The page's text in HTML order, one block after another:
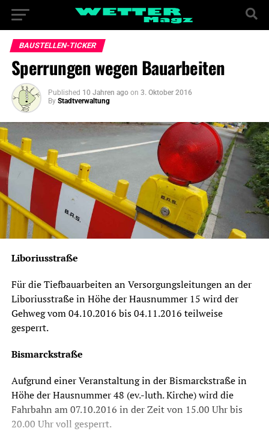
BAUSTELLEN-TICKER
Sperrungen wegen Bauarbeiten
Published 10 Jahren ago on 3. Oktober 2016
By Stadtverwaltung
Liboriusstraße
Für die Tiefbauarbeiten an Versorgungsleitungen an der
Liboriusstraße in Höhe der Hausnummer 15 wird der
Gehweg vom 04.10.2016 bis 04.11.2016 teilweise
gesperrt.
Bismarckstraße
Aufgrund einer Veranstaltung in der Bismarckstraße in
Höhe der Hausnummer 48 (ev.-luth. Kirche) wird die
Fahrbahn am 07.10.2016 in der Zeit von 15.00 Uhr bis
20.00 Uhr voll gesperrt.